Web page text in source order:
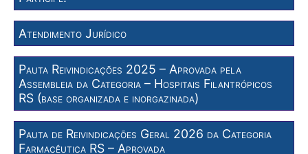
Atendimento Jurídico
Pauta Reivindicações 2025 – Aprovada pela
Assembleia da Categoria – Hospitais Filantrópicos
RS (base organizada e inorgazinada)
Pauta de Reivindicações Geral 2026 da Categoria
Farmacêutica RS – Aprovada